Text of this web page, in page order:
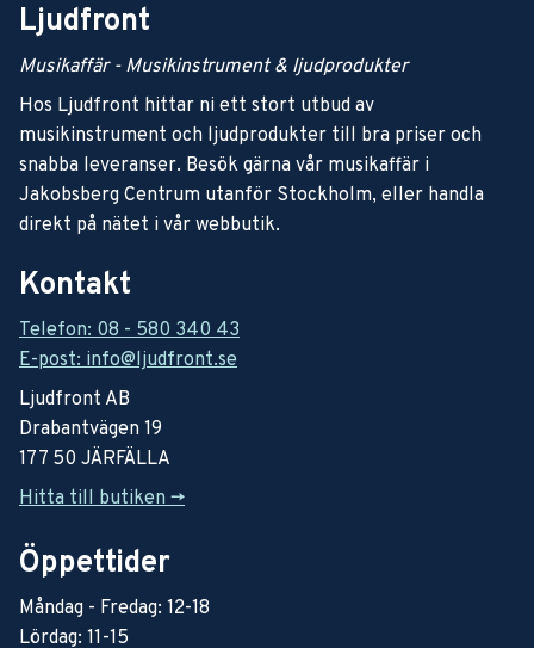
Ljudfront
Musikaffär - Musikinstrument & ljudprodukter
Hos Ljudfront hittar ni ett stort utbud av
musikinstrument och ljudprodukter till bra priser och
snabba leveranser. Besök gärna vår musikaffär i
Jakobsberg Centrum utanför Stockholm, eller handla
direkt på nätet i vår webbutik.
Kontakt
Telefon: 08 - 580 340 43
E-post: info@ljudfront.se
Ljudfront AB
Drabantvägen 19
177 50 JÄRFÄLLA
Hitta till butiken ->
Öppettider
Måndag - Fredag: 12-18
Lördag: 11-15